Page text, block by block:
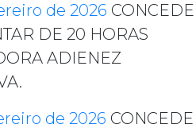
de 2026 CONCEDE
DE 20 HORAS
ADIENEZ
de 2026 CONCEDE